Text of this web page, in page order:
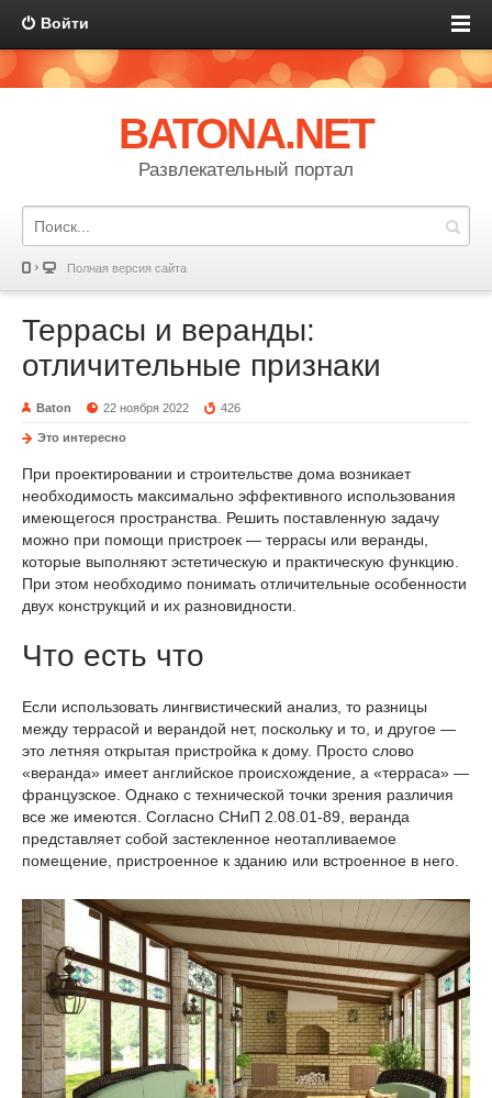
Войти
BATONA.NET
Развлекательный портал
Полная версия сайта
Террасы и веранды:
отличительные признаки
Baton 22 ноября 2022 426
Это интересно
При проектировании и строительстве дома возникает
необходимость максимально эффективного использования
имеющегося пространства. Решить поставленную задачу
можно при помощи пристроек — террасы или веранды,
которые выполняют эстетическую и практическую функцию.
При этом необходимо понимать отличительные особенности
двух конструкций и их разновидности.
Что есть что
Если использовать лингвистический анализ, то разницы
между террасой и верандой нет, поскольку и то, и другое —
это летняя открытая пристройка к дому. Просто слово
«веранда» имеет английское происхождение, а «терраса» —
французское. Однако с технической точки зрения различия
все же имеются. Согласно СНиП 2.08.01-89, веранда
представляет собой застекленное неотапливаемое
помещение, пристроенное к зданию или встроенное в него.